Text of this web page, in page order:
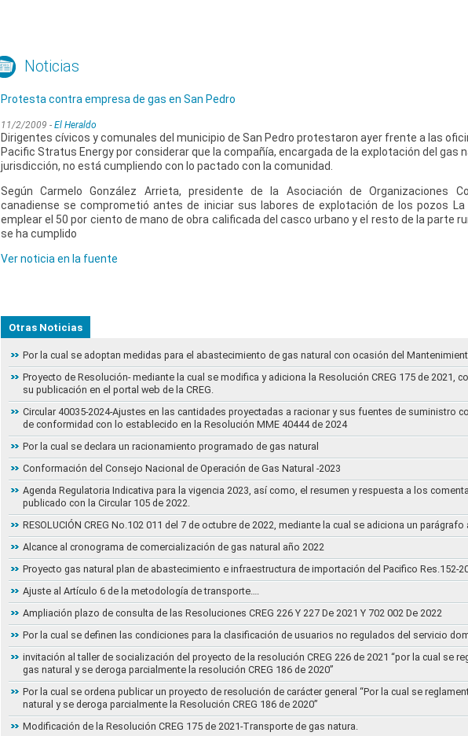
Noticias
Protesta contra empresa de gas en San Pedro
11/2/2009 - El Heraldo
Dirigentes cívicos y comunales del municipio de San Pedro protestaron ayer frente a las
Pacific Stratus Energy por considerar que la compañía, encargada de la explotación del gas
jurisdicción, no está cumpliendo con lo pactado con la comunidad.
Según Carmelo González Arrieta, presidente de la Asociación de Organizaciones
canadiense se comprometió antes de iniciar sus labores de explotación de los pozos La
emplear el 50 por ciento de mano de obra calificada del casco urbano y el resto de la parte
se ha cumplido
Ver noticia en la fuente
Otras Noticias
Por la cual se adoptan medidas para el abastecimiento de gas natural con ocasión del
Proyecto de Resolución- mediante la cual se modifica y adiciona la Resolución CREG 175 de
su publicación en el portal web de la CREG.
Circular 40035-2024-Ajustes en las cantidades proyectadas a racionar y sus fuentes de suministro
de conformidad con lo establecido en la Resolución MME 40444 de 2024
Por la cual se declara un racionamiento programado de gas natural
Conformación del Consejo Nacional de Operación de Gas Natural -2023
Agenda Regulatoria Indicativa para la vigencia 2023, así como, el resumen y respuesta a los
publicado con la Circular 105 de 2022.
RESOLUCIÓN CREG No.102 011 del 7 de octubre de 2022, mediante la cual se adiciona un
Alcance al cronograma de comercialización de gas natural año 2022
Proyecto gas natural plan de abastecimiento e infraestructura de importación del Pacifico Res.152-
Ajuste al Artículo 6 de la metodología de transporte….
Ampliación plazo de consulta de las Resoluciones CREG 226 Y 227 De 2021 Y 702 002 De 2022
Por la cual se definen las condiciones para la clasificación de usuarios no regulados del servicio
invitación al taller de socialización del proyecto de la resolución CREG 226 de 2021 “por la cual
gas natural y se deroga parcialmente la resolución CREG 186 de 2020”
Por la cual se ordena publicar un proyecto de resolución de carácter general “Por la cual se
natural y se deroga parcialmente la Resolución CREG 186 de 2020”
Modificación de la Resolución CREG 175 de 2021-Transporte de gas natura.